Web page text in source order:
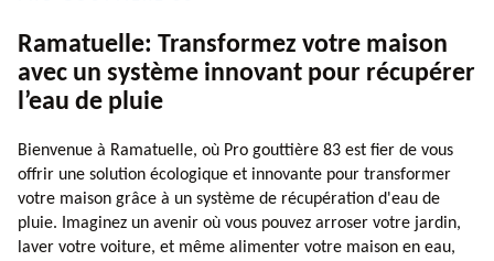
Ramatuelle: Transformez votre maison
avec un système innovant pour récupérer
l’eau de pluie
Bienvenue à Ramatuelle, où Pro gouttière 83 est fier de vous
offrir une solution écologique et innovante pour transformer
votre maison grâce à un système de récupération d'eau de
pluie. Imaginez un avenir où vous pouvez arroser votre jardin,
laver votre voiture, et même alimenter votre maison en eau,